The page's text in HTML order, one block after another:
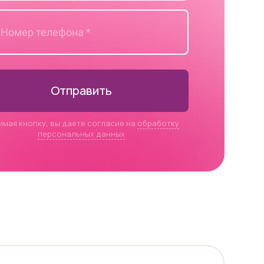
Отправить
кнопку, вы даете согласие на обработку
персональных данных